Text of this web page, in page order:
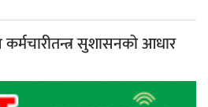
कर्मचारीतन्त्र सुशासनको आधार